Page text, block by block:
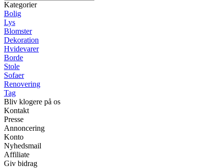
Kategorier
Bolig
Lys
Blomster
Dekoration
Hvidevarer
Borde
Stole
Sofaer
Renovering
Tag
Bliv klogere på os
Kontakt
Presse
Annoncering
Konto
Nyhedsmail
Affiliate
Giv bidrag